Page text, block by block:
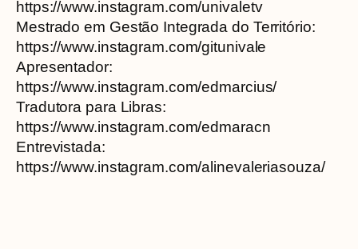
https://www.instagram.com/univaletv
Mestrado em Gestão Integrada do Território:
https://www.instagram.com/gitunivale
Apresentador:
https://www.instagram.com/edmarcius/
Tradutora para Libras:
https://www.instagram.com/edmaracn
Entrevistada:
https://www.instagram.com/alinevaleriasouza/